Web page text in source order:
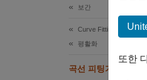
보간
Curve Fitting Toolbox
평활화
곡선 피팅기
또한